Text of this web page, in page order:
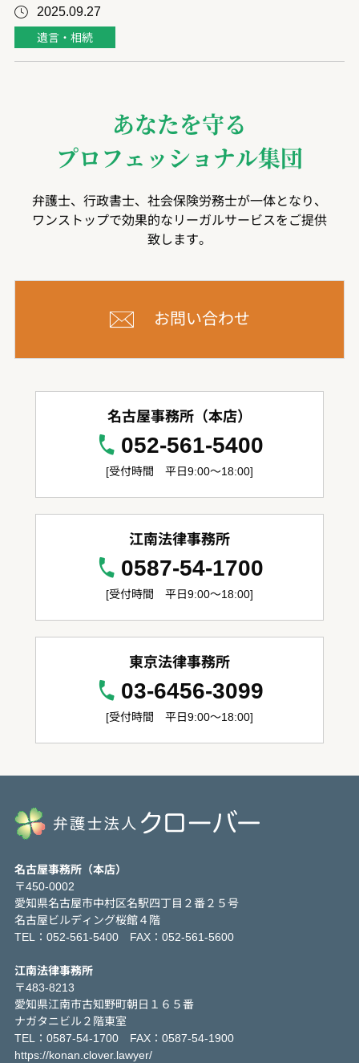
2025.09.27
遺言・相続
あなたを守る
プロフェッショナル集団
弁護士、行政書士、社会保険労務士が一体となり、
ワンストップで効果的なリーガルサービスをご提供
致します。
お問い合わせ
名古屋事務所（本店）
052-561-5400
[受付時間 平日9:00～18:00]
江南法律事務所
0587-54-1700
[受付時間 平日9:00～18:00]
東京法律事務所
03-6456-3099
[受付時間 平日9:00～18:00]
名古屋事務所（本店）
〒450-0002
愛知県名古屋市中村区名駅四丁目２番２５号
名古屋ビルディング桜館４階
TEL：052-561-5400 FAX：052-561-5600
江南法律事務所
〒483-8213
愛知県江南市古知野町朝日１６５番
ナガタニビル２階東室
TEL：0587-54-1700 FAX：0587-54-1900
https://konan.clover.lawyer/